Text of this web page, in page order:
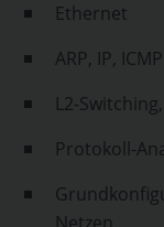
Ethernet
ARP, IP, ICMP
L2-
Protokoll-